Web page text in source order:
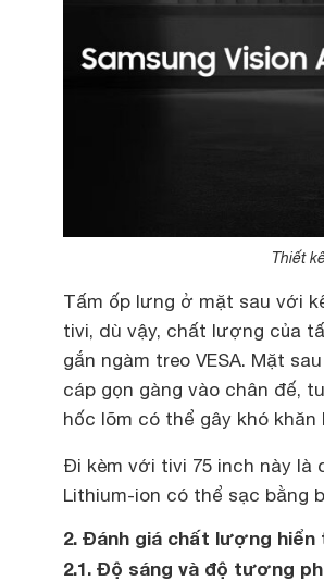
Thiết
Tấm ốp lưng ở mặt sau với
tivi, dù vậy, chất lượng của
gắn ngàm treo VESA. Mặt
cáp gọn gàng vào chân đế,
hốc lõm có thể gây khó
Đi kèm với tivi 75 inch này là
Lithium-ion có thể sạc bằng
2. Đánh giá chất lượng hiển
2.1. Độ sáng và độ tương